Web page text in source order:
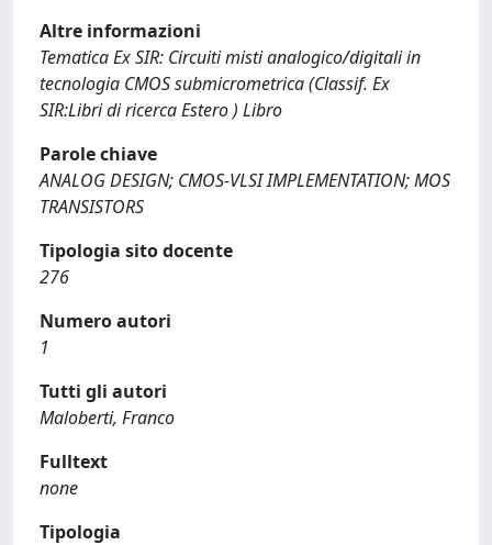
Altre informazioni
Tematica Ex SIR: Circuiti misti analogico/digitali in
tecnologia CMOS submicrometrica (Classif. Ex
SIR:Libri di ricerca Estero ) Libro
Parole chiave
ANALOG DESIGN; CMOS-VLSI IMPLEMENTATION; MOS
TRANSISTORS
Tipologia sito docente
276
Numero autori
1
Tutti gli autori
Maloberti, Franco
Fulltext
none
Tipologia